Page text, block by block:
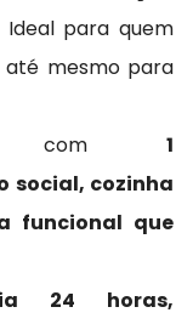
Ideal para quem
até mesmo para
com 1
social, cozinha
funcional que
24 horas,